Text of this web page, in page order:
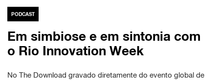
PODCAST
Em simbiose e em sintonia com
o Rio Innovation Week
No The Download gravado diretamente do evento global de